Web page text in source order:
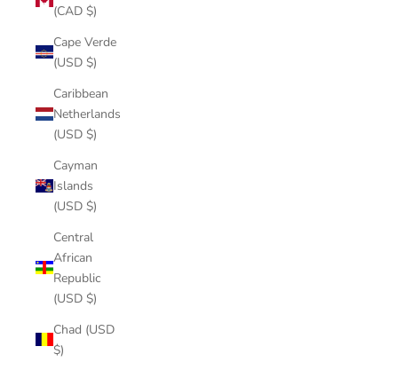
(CAD $)
Cape Verde
(USD $)
Caribbean
Netherlands
(USD $)
Cayman
Islands
(USD $)
Central
African
Republic
(USD $)
Chad (USD
$)